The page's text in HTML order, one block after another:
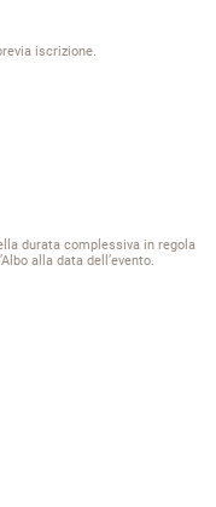
iscrizione.
durata complessiva in regola
alla data dell’evento.